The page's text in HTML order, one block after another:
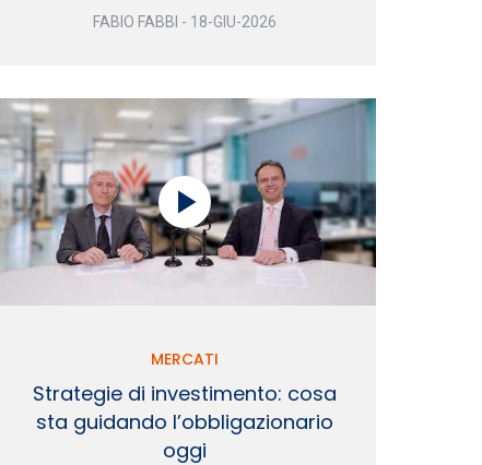
FABIO FABBI - 18-GIU-2026
MERCATI
Strategie di investimento: cosa
sta guidando l’obbligazionario
oggi